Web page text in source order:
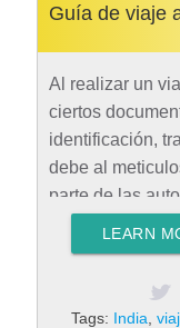
Guía de viaje
Al realizar un
ciertos
identificación,
debe al
parte de las
Documentos
pasaporte
LEARN
Tags: India